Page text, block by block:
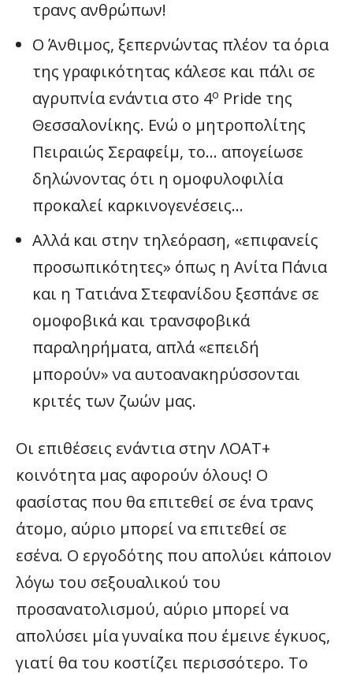
τρανς ανθρώπων!
Ο Άνθιμος, ξεπερνώντας πλέον τα όρια
της γραφικότητας κάλεσε και πάλι σε
αγρυπνία ενάντια στο 4ο Pride της
Θεσσαλονίκης. Ενώ ο μητροπολίτης
Πειραιώς Σεραφείμ, το… απογείωσε
δηλώνοντας ότι η ομοφυλοφιλία
προκαλεί καρκινογενέσεις…
Αλλά και στην τηλεόραση, «επιφανείς
προσωπικότητες» όπως η Ανίτα Πάνια
και η Τατιάνα Στεφανίδου ξεσπάνε σε
ομοφοβικά και τρανσφοβικά
παραληρήματα, απλά «επειδή
μπορούν» να αυτοανακηρύσσονται
κριτές των ζωών μας.
Οι επιθέσεις ενάντια στην ΛΟΑΤ+
κοινότητα μας αφορούν όλους! Ο
φασίστας που θα επιτεθεί σε ένα τρανς
άτομο, αύριο μπορεί να επιτεθεί σε
εσένα. Ο εργοδότης που απολύει κάποιον
λόγω του σεξουαλικού του
προσανατολισμού, αύριο μπορεί να
απολύσει μία γυναίκα που έμεινε έγκυος,
γιατί θα του κοστίζει περισσότερο. Το